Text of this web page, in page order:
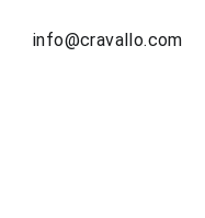
info@cravallo.com